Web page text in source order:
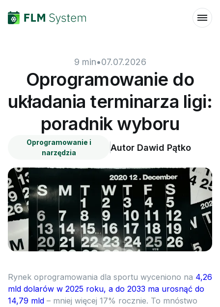
9 min•07.07.2026
Oprogramowanie do
układania terminarza ligi:
poradnik wyboru
Oprogramowanie i
narzędzia
Autor Dawid Pątko
Rynek oprogramowania dla sportu wyceniono na 4,26
mld dolarów w 2025 roku, a do 2033 ma urosnąć do
14,79 mld – mniej więcej 17% rocznie. To mnóstwo